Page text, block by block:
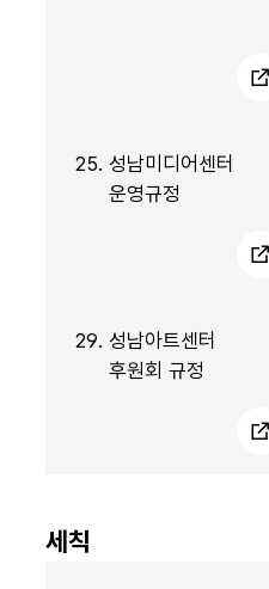
25. 성남미디어센터
운영규정
29. 성남아트센터
후원회 규정
세칙